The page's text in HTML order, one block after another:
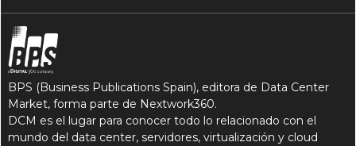
BPS (Business Publications Spain), editora de Data Center
Market, forma parte de Nextwork360.
DCM es el lugar para conocer todo lo relacionado con el
mundo del data center, servidores, virtualización y cloud